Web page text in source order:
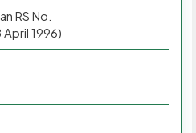
RS No.
1996)